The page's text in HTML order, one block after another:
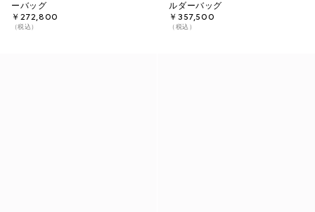
ーバッグ
￥272,800
（税込）
ルダーバッグ
￥357,500
（税込）